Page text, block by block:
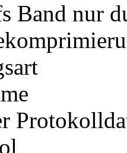
Band nur